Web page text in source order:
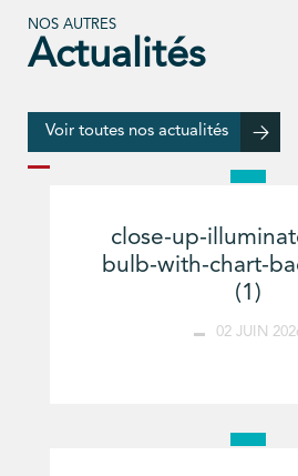
NOS AUTRES
Actualités
Voir toutes nos actualités
close-up-
bulb-with-chart-
(1)
02 JUIN